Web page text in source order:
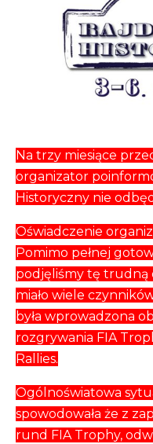
Na trzy miesiące
organizator
Historyczny nie
Oświadczenie
Pomimo pełnej
podjęliśmy tę trudną
miało wiele
była wprowadzona
rozgrywania FIA
Rallies.
Ogólnoświatowa
spowodowała że z
rund FIA Trophy,